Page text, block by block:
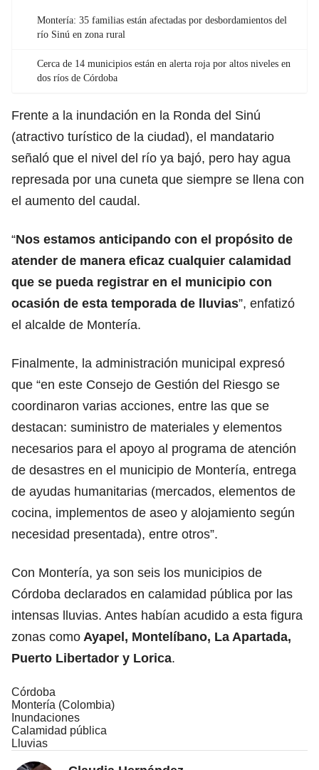
Montería: 35 familias están afectadas por desbordamientos del
río Sinú en zona rural
Cerca de 14 municipios están en alerta roja por altos niveles en
dos ríos de Córdoba
Frente a la inundación en la Ronda del Sinú
(atractivo turístico de la ciudad), el mandatario
señaló que el nivel del río ya bajó, pero hay agua
represada por una cuneta que siempre se llena con
el aumento del caudal.
“Nos estamos anticipando con el propósito de
atender de manera eficaz cualquier calamidad
que se pueda registrar en el municipio con
ocasión de esta temporada de lluvias”, enfatizó
el alcalde de Montería.
Finalmente, la administración municipal expresó
que “en este Consejo de Gestión del Riesgo se
coordinaron varias acciones, entre las que se
destacan: suministro de materiales y elementos
necesarios para el apoyo al programa de atención
de desastres en el municipio de Montería, entrega
de ayudas humanitarias (mercados, elementos de
cocina, implementos de aseo y alojamiento según
necesidad presentada), entre otros”.
Con Montería, ya son seis los municipios de
Córdoba declarados en calamidad pública por las
intensas lluvias. Antes habían acudido a esta figura
zonas como Ayapel, Montelíbano, La Apartada,
Puerto Libertador y Lorica.
Córdoba
Montería (Colombia)
Inundaciones
Calamidad pública
Lluvias